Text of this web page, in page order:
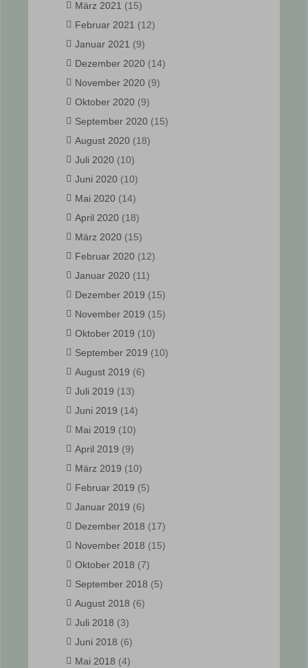
März 2021 (15)
Februar 2021 (12)
Januar 2021 (9)
Dezember 2020 (14)
November 2020 (9)
Oktober 2020 (9)
September 2020 (15)
August 2020 (18)
Juli 2020 (10)
Juni 2020 (10)
Mai 2020 (14)
April 2020 (18)
März 2020 (15)
Februar 2020 (12)
Januar 2020 (11)
Dezember 2019 (15)
November 2019 (15)
Oktober 2019 (10)
September 2019 (10)
August 2019 (6)
Juli 2019 (13)
Juni 2019 (14)
Mai 2019 (10)
April 2019 (9)
März 2019 (10)
Februar 2019 (5)
Januar 2019 (6)
Dezember 2018 (17)
November 2018 (15)
Oktober 2018 (7)
September 2018 (5)
August 2018 (6)
Juli 2018 (3)
Juni 2018 (6)
Mai 2018 (4)